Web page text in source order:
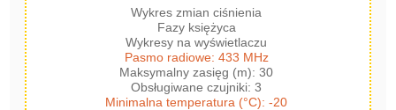
Wykres zmian ciśnienia
Fazy księżyca
Wykresy na wyświetlaczu
Pasmo radiowe: 433 MHz
Maksymalny zasięg (m): 30
Obsługiwane czujniki: 3
Minimalna temperatura (°C): -20